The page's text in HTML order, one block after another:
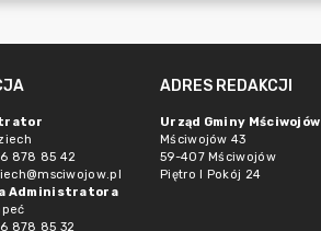
878 85 42
Administratora
878 85 32
ADRES REDAKCJI
Urząd Gminy Mściwojów
Mściwojów 43
59-407 Mściwojów
Piętro I Pokój 24